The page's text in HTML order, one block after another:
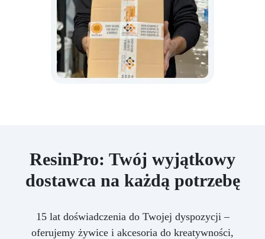
ResinPro: Twój wyjątkowy
dostawca na każdą potrzebę
15 lat doświadczenia do Twojej dyspozycji –
oferujemy żywice i akcesoria do kreatywności,